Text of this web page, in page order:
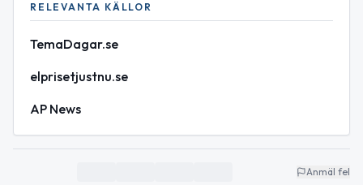
RELEVANTA KÄLLOR
TemaDagar.se
elprisetjustnu.se
AP News
Anmäl fel